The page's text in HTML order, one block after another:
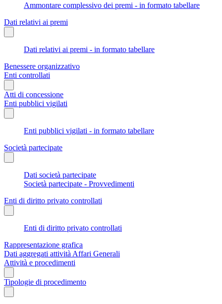
Ammontare complessivo dei premi - in formato tabellare
Dati relativi ai premi
Dati relativi ai premi - in formato tabellare
Benessere organizzativo
Enti controllati
Atti di concessione
Enti pubblici vigilati
Enti pubblici vigilati - in formato tabellare
Società partecipate
Dati società partecipate
Società partecipate - Provvedimenti
Enti di diritto privato controllati
Enti di diritto privato controllati
Rappresentazione grafica
Dati aggregati attività Affari Generali
Attività e procedimenti
Tipologie di procedimento